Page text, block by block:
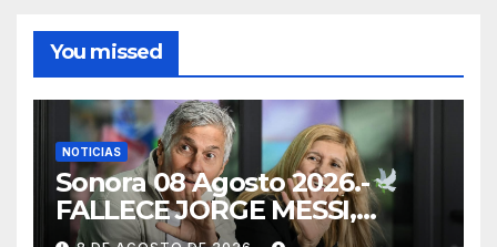
You missed
NOTICIAS
Sonora 08 Agosto 2026.-
FALLECE JORGE MESSI,
PADRE Y REPRESENTANTE